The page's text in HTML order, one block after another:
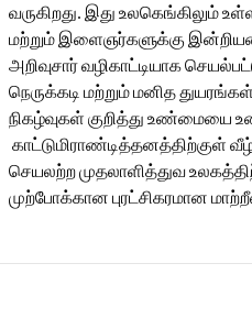
வருகிறது. இது
மற்றும் இளைஞர்களுக்கு
அறிவுசார் வழிகாட்டியாக
நெருக்கடி மற்றும் மனித
நிகழ்வுகள் குறித்து உண்மையை
காட்டுமிராண்டித்தனத்திற்குள்
செயலற்ற முதலாளித்துவ
முற்போக்கான புரட்சிகரமான